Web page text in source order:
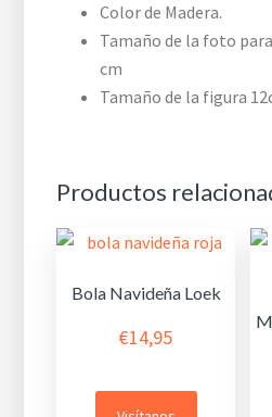
Color de Madera.
Tamaño de la foto
cm
Tamaño de la figura
Productos
Bola Navideña Loek
€14,95